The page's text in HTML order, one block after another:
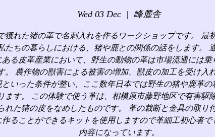
Wed 03 Dec
  |
峰麓舎
獲れた猪の革で名刺入れを作るワークショップです。 最
たちの暮らしにおける、猪や鹿との関係の話をします。
ある皮革産業において、野生の動物の革は市場流通には乗
。 農作物の獣害による被害の増加、獣皮の加工を受け入
といった条件が整い、ここ数年日本では野生の猪や鹿革の
ます。 この体験で使う革は、相模原市藤野地区で有害駆
れた猪の皮をなめしたものです。 革の裁断と金具の取り
作ることができるキットを使用しますので革細工初心者で
内容になっています。